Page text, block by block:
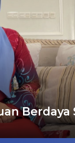
Berdaya